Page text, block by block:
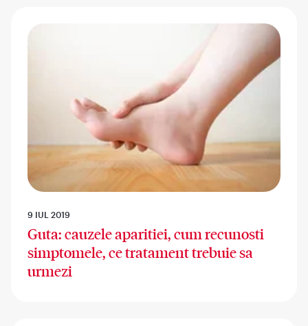
9 IUL 2019
Guta: cauzele aparitiei, cum recunosti
simptomele, ce tratament trebuie sa
urmezi